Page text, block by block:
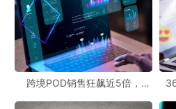
理。”默认情况下，你的 Steam 个人
息，例如你的社交媒体帐户。
Steam Spy 创始人提到的“法律”，其
盟“GPDR”，全称“通用数据保护条例”
所有“非公开信息”。
跨境POD销售狂飙近5倍，